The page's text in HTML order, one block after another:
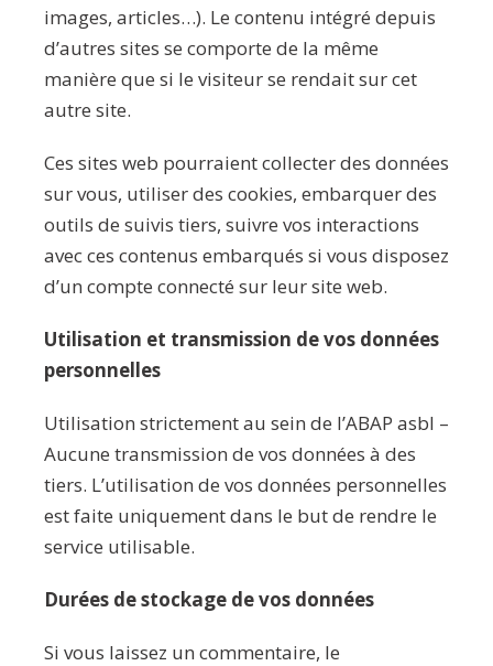
images, articles…). Le contenu intégré depuis
d’autres sites se comporte de la même
manière que si le visiteur se rendait sur cet
autre site.
Ces sites web pourraient collecter des données
sur vous, utiliser des cookies, embarquer des
outils de suivis tiers, suivre vos interactions
avec ces contenus embarqués si vous disposez
d’un compte connecté sur leur site web.
Utilisation et transmission de vos données
personnelles
Utilisation strictement au sein de l’ABAP asbl –
Aucune transmission de vos données à des
tiers. L’utilisation de vos données personnelles
est faite uniquement dans le but de rendre le
service utilisable.
Durées de stockage de vos données
Si vous laissez un commentaire, le